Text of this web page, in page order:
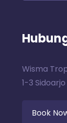
Wisma
1-3
Book